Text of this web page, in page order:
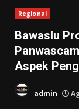
Regional
Bawaslu
Aspek
admin